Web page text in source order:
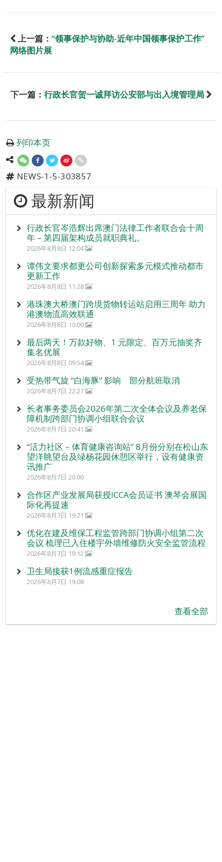
上一篇： “领事保护与协助-近年中国领事保护工作”
网络图片展
下一篇： 行政长官贺一诚拜访公安部与出入境管理局
列印本页
NEWS-1-5-303857
最新新闻
行政长官岑浩辉出席澳门法律工作者联合会十周
年 – 第四届架构成员就职典礼。
2026年8月8日 12:04
谭伟文要求都更公司创新探索多元模式推动都市
更新工作
2026年8月8日 11:28
港珠澳大桥澳门跨境货物转运站启用三周年 助力
港澳物流高效联通
2026年8月8日 10:00
最后两天！万款好物、1 元限定、百万元抽奖齐
集名优展
2026年8月8日 09:54
受热带气旋 “白海豚” 影响 部分航班取消
2026年8月7日 22:27
长者事务委员会2026年第二次全体会议及养老保
障机制跨部门协调小组联合会议
2026年8月7日 20:41
“活力社区 – 体育健康咨询站” 8月份分别在松山东
望洋眺望台及绿杨花园休憩区举行，设有健康资
讯推广
2026年8月7日 20:00
合作区产业发展局获授ICCA会员证书 澳琴会展国
际化再提速
2026年8月7日 19:21
优化在建及维保工程监管跨部门协调小组第二次
会议 梳理已入住楼宇外墙维修防火安全监管流程
2026年8月7日 19:12
卫生局接获1例流感重症报告
2026年8月7日 19:08
查看全部